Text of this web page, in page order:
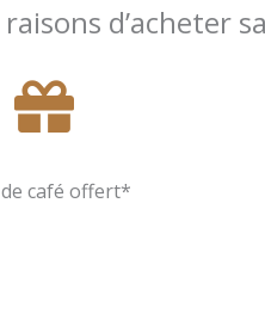
d’acheter
café offert*